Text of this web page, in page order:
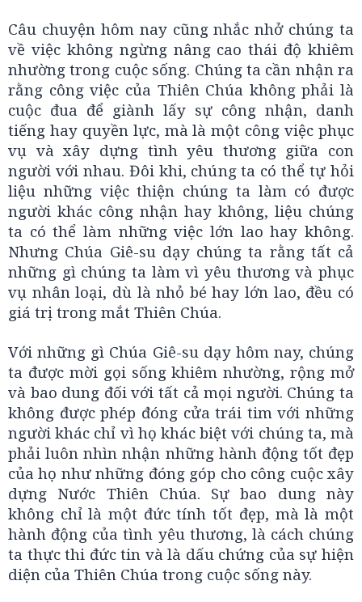
Câu chuyện hôm nay cũng nhắc nhở chúng ta
về việc không ngừng nâng cao thái độ khiêm
nhường trong cuộc sống. Chúng ta cần nhận ra
rằng công việc của Thiên Chúa không phải là
cuộc đua để giành lấy sự công nhận, danh
tiếng hay quyền lực, mà là một công việc phục
vụ và xây dựng tình yêu thương giữa con
người với nhau. Đôi khi, chúng ta có thể tự hỏi
liệu những việc thiện chúng ta làm có được
người khác công nhận hay không, liệu chúng
ta có thể làm những việc lớn lao hay không.
Nhưng Chúa Giê-su dạy chúng ta rằng tất cả
những gì chúng ta làm vì yêu thương và phục
vụ nhân loại, dù là nhỏ bé hay lớn lao, đều có
giá trị trong mắt Thiên Chúa.
Với những gì Chúa Giê-su dạy hôm nay, chúng
ta được mời gọi sống khiêm nhường, rộng mở
và bao dung đối với tất cả mọi người. Chúng ta
không được phép đóng cửa trái tim với những
người khác chỉ vì họ khác biệt với chúng ta, mà
phải luôn nhìn nhận những hành động tốt đẹp
của họ như những đóng góp cho công cuộc xây
dựng Nước Thiên Chúa. Sự bao dung này
không chỉ là một đức tính tốt đẹp, mà là một
hành động của tình yêu thương, là cách chúng
ta thực thi đức tin và là dấu chứng của sự hiện
diện của Thiên Chúa trong cuộc sống này.